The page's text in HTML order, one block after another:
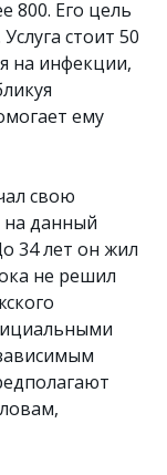
800. Его цель
стоит 50
на инфекции,
ему
свою
на данный
34 лет он жил
не решил